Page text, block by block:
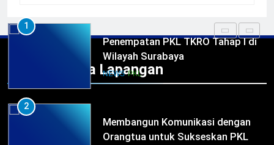
Praktek Kerja Lapangan
1
Penempatan PKL TKRO Tahap I di
Wilayah Surabaya
NEWS PKL
2
Membangun Komunikasi dengan
Orangtua untuk Sukseskan PKL